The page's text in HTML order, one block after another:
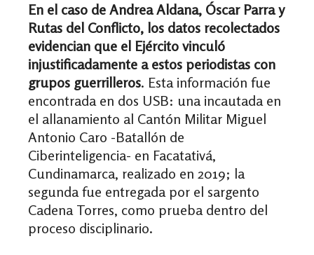
En el caso de Andrea Aldana, Óscar Parra y
Rutas del Conflicto, los datos recolectados
evidencian que el Ejército vinculó
injustificadamente a estos periodistas con
grupos guerrilleros. Esta información fue
encontrada en dos USB: una incautada en
el allanamiento al Cantón Militar Miguel
Antonio Caro -Batallón de
Ciberinteligencia- en Facatativá,
Cundinamarca, realizado en 2019; la
segunda fue entregada por el sargento
Cadena Torres, como prueba dentro del
proceso disciplinario.